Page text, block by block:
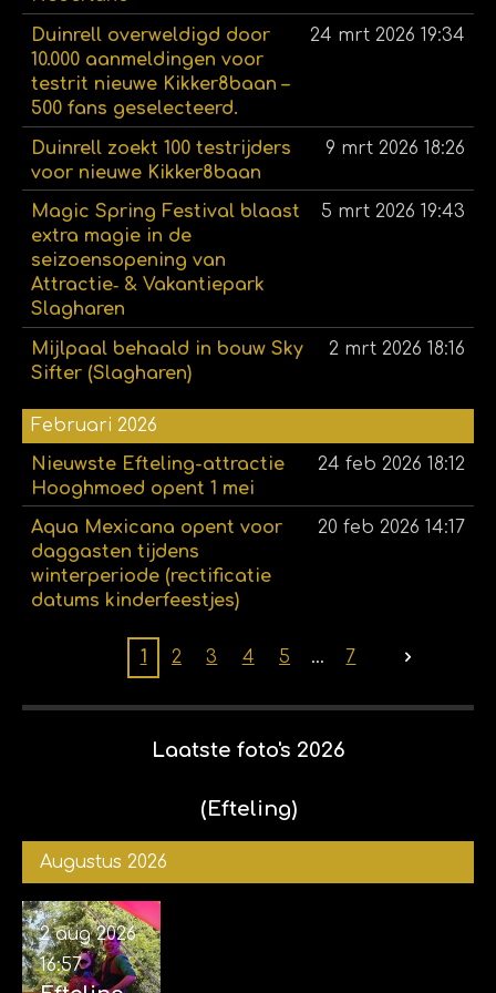
Duinrell overweldigd door
10.000 aanmeldingen voor
testrit nieuwe Kikker8baan –
500 fans geselecteerd.
24 mrt 2026 19:34
Duinrell zoekt 100 testrijders
voor nieuwe Kikker8baan
9 mrt 2026 18:26
Magic Spring Festival blaast
extra magie in de
seizoensopening van
Attractie‑ & Vakantiepark
Slagharen
5 mrt 2026 19:43
Mijlpaal behaald in bouw Sky
Sifter (Slagharen)
2 mrt 2026 18:16
Februari 2026
Nieuwste Efteling-attractie
Hooghmoed opent 1 mei
24 feb 2026 18:12
Aqua Mexicana opent voor
daggasten tijdens
winterperiode (rectificatie
datums kinderfeestjes)
20 feb 2026 14:17
1 2 3 4 5 7
Laatste foto's 2026
(Efteling)
Augustus 2026
2 aug 2026
16:57